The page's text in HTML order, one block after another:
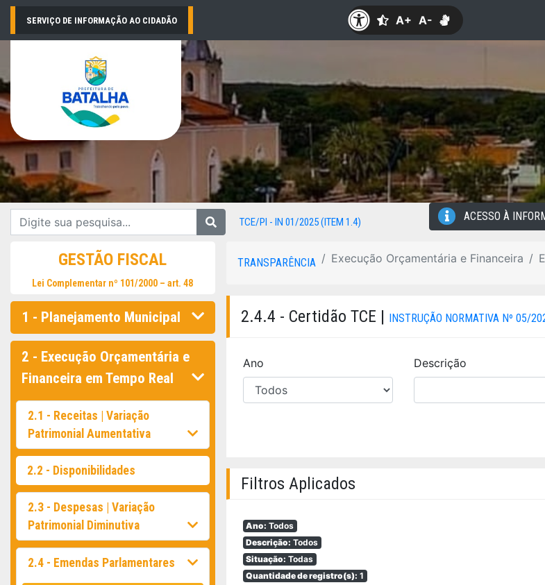
SERVIÇO DE INFORMAÇÃO AO CIDADÃO A+ A-
TCE/PI - IN 01/2025 (ITEM 1.4) ACESSO À
GESTÃO FISCAL
Lei Complementar nº 101/2000 – art. 48
1 - Planejamento Municipal
2 - Execução Orçamentária e
Financeira em Tempo Real
2.1 - Receitas | Variação
Patrimonial Aumentativa
2.2 - Disponibilidades
2.3 - Despesas | Variação
Patrimonial Diminutiva
2.4 - Emendas Parlamentares
TRANSPARÊNCIA Execução Orçamentária e Financeira
2.4.4 - Certidão TCE | INSTRUÇÃO NORMATIVA Nº 05/
Ano Descrição
Filtros Aplicados
Ano: Todos
Descrição: Todos
Situação: Todas
Quantidade de registro(s): 1